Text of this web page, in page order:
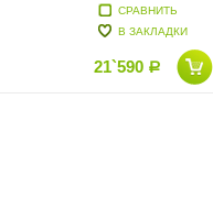
СРАВНИТЬ
В ЗАКЛАДКИ
21`590 Р